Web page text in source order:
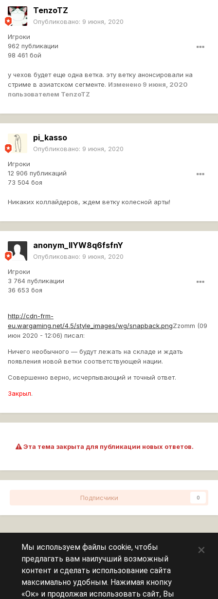
TenzoTZ
Опубликовано: 9 июня, 2020
Игроки
962 публикации
98 461 бой
у чехов будет еще одна ветка. эту ветку анонсировали на
стриме в азиатском сегменте. Изменено 9 июня, 2020
пользователем TenzoTZ
pi_kasso
Опубликовано: 9 июня, 2020
Игроки
12 906 публикаций
73 504 боя
Никаких коллайдеров, ждем ветку колесной арты!
anonym_lIYW8q6fsfnY
Опубликовано: 9 июня, 2020
Игроки
3 764 публикации
36 653 боя
http://cdn-frm-
eu.wargaming.net/4.5/style_images/wg/snapback.pngZzomm (09
июн 2020 - 12:06) писал:
Ничего необычного — будут лежать на складе и ждать
появления новой ветки соответствующей нации.
Совершенно верно, исчерпывающий и точный ответ.
Закрыл.
Эта тема закрыта для публикации новых ответов.
Подписчики 0
Сейчас на странице
Эту страницу никто не просматривает.
Мы используем файлы cookie, чтобы
предлагать вам наилучший возможный
контент и сделать использование сайта
максимально удобным. Нажимая кнопку
«Ок» и продолжая использовать сайт, Вы
×